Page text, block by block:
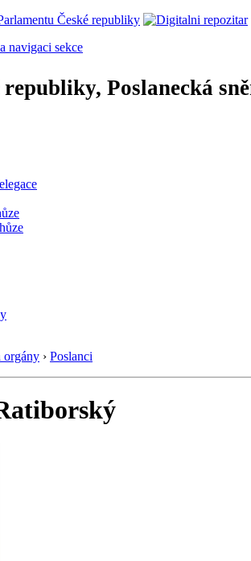
navigaci sekce
Poslanecká
orgány › Poslanci